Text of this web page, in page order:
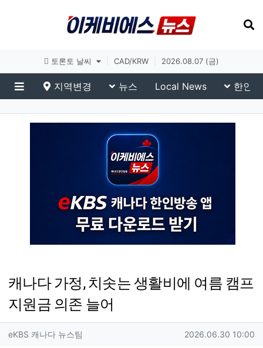
토론토 날씨 CAD/KRW 2026.08.07 (금)
메뉴
지역변경 뉴스 Local News 한인
eKBS News
캐나다 가정, 치솟는 생활비에 여름 캠프
지원금 의존 늘어
작성자 정보
eKBS 캐나다 뉴스팀 작성일
2026.06.30 10:00